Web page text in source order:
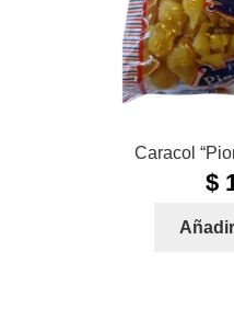
Cómo Comprar?
Caracol
$